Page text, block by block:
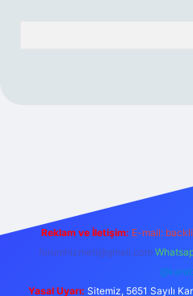
Reklam ve İletişim: E-mail:
forumhizmeti@gmail.com
Yasal Uyarı: Sitemiz, 5651 Sayılı